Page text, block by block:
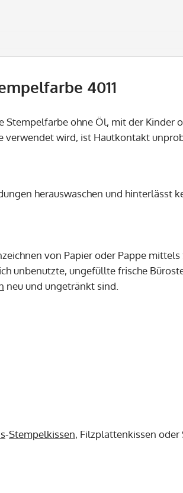
4011
Stempelfarbe ohne Öl, mit der Kinder
verwendet wird, ist Hautkontakt
herauswaschen und hinterlässt
von Papier oder Pappe
unbenutzte, ungefüllte frische
neu und ungetränkt sind.
-Stempelkissen, Filzplattenkissen oder